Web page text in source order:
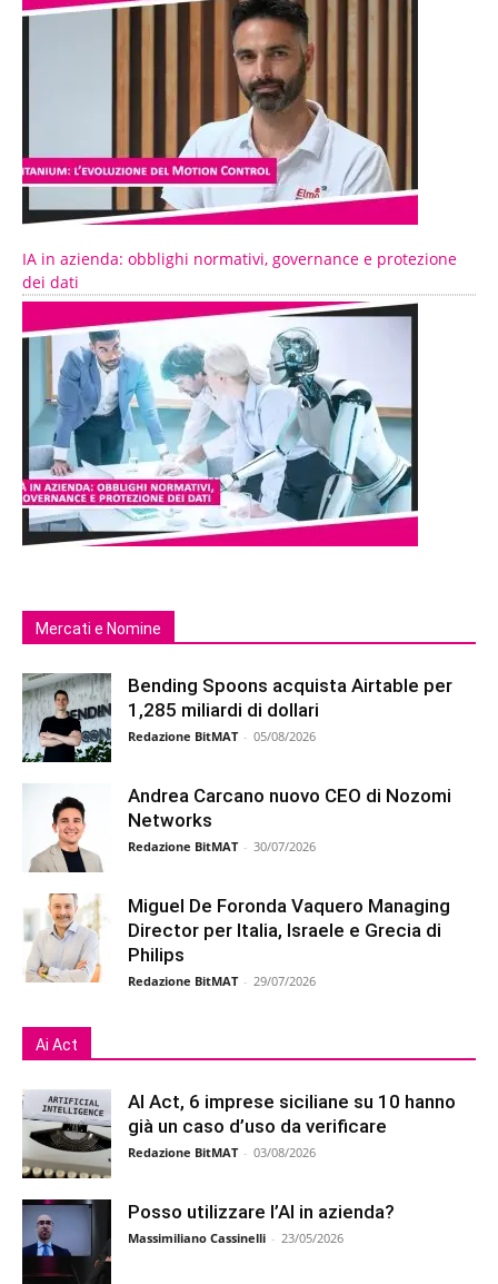
IA in azienda: obblighi normativi, governance e protezione
dei dati
Mercati e Nomine
Bending Spoons acquista Airtable per
1,285 miliardi di dollari
Redazione BitMAT - 05/08/2026
Andrea Carcano nuovo CEO di Nozomi
Networks
Redazione BitMAT - 30/07/2026
Miguel De Foronda Vaquero Managing
Director per Italia, Israele e Grecia di
Philips
Redazione BitMAT - 29/07/2026
Ai Act
AI Act, 6 imprese siciliane su 10 hanno
già un caso d’uso da verificare
Redazione BitMAT - 03/08/2026
Posso utilizzare l’AI in azienda?
Massimiliano Cassinelli - 23/05/2026